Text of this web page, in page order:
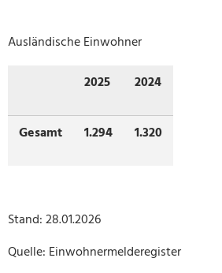
Ausländische Einwohner
2025
2024
Gesamt 1.294 1.320
Stand: 28.01.2026
Quelle: Einwohnermelderegister